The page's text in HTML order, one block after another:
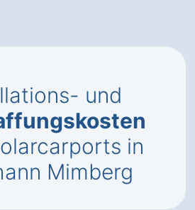
und
in
Mimberg